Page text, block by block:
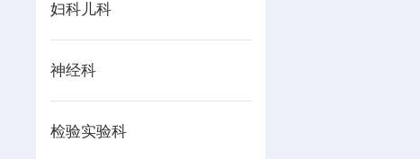
妇科儿科
神经科
检验实验科